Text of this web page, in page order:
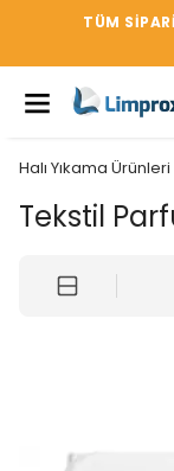
TÜM
Halı Yıkama Ürünleri
Tekstil